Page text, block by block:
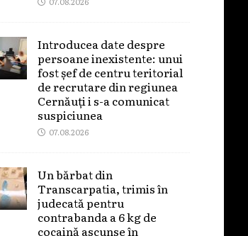
Introducea date despre
persoane inexistente: unui
fost șef de centru teritorial
de recrutare din regiunea
Cernăuți i s-a comunicat
suspiciunea
07.08.2026
Un bărbat din
Transcarpatia, trimis în
judecată pentru
contrabanda a 6 kg de
cocaină ascunse în